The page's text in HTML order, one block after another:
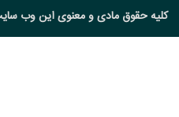
کلیه حقوق مادی و معنوی این وب